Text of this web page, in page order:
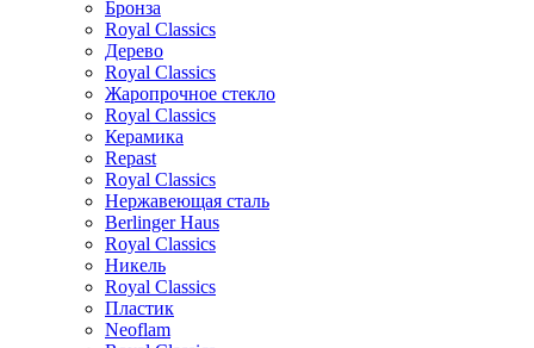
Бронза
Royal Classics
Дерево
Royal Classics
Жаропрочное стекло
Royal Classics
Керамика
Repast
Royal Classics
Нержавеющая сталь
Berlinger Haus
Royal Classics
Никель
Royal Classics
Пластик
Neoflam